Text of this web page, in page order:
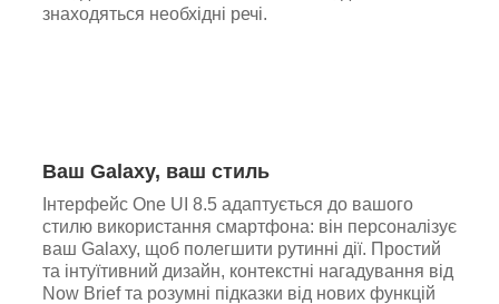
знаходяться необхідні речі.
Ваш Galaxy, ваш стиль
Інтерфейс One UI 8.5 адаптується до вашого
стилю використання смартфона: він персоналізує
ваш Galaxy, щоб полегшити рутинні дії. Простий
та інтуїтивний дизайн, контекстні нагадування від
Now Brief та розумні підказки від нових функцій